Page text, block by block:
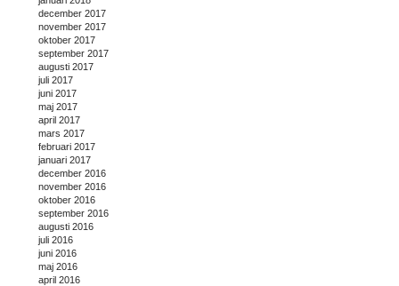
december 2017
november 2017
oktober 2017
september 2017
augusti 2017
juli 2017
juni 2017
maj 2017
april 2017
mars 2017
februari 2017
januari 2017
december 2016
november 2016
oktober 2016
september 2016
augusti 2016
juli 2016
juni 2016
maj 2016
april 2016